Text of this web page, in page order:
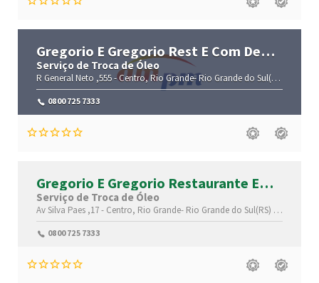
Gregorio E Gregorio Rest E Com De
Conve
Serviço de Troca de Óleo
R General Neto ,555 -Centro, Rio Grande-Rio Grande do Sul(RS)
0800 725 7333
Gregorio E Gregorio Restaurante E
Comer
Serviço de Troca de Óleo
Av Silva Paes ,17 - Centro, Rio Grande- Rio Grande do Sul(RS)
0800 725 7333